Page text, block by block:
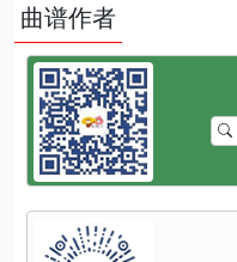
曲谱作者